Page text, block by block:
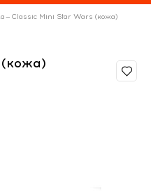
— Classic Mini Star Wars (кожа)